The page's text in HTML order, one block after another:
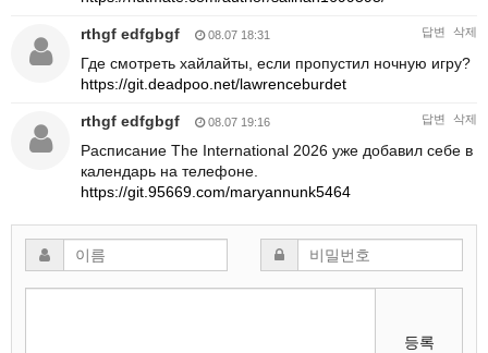
rthgf edfgbgf 08.07 18:31 답변 삭제
Где смотреть хайлайты, если пропустил ночную игру?
https://git.deadpoo.net/lawrenceburdet
rthgf edfgbgf 08.07 19:16 답변 삭제
Расписание The International 2026 уже добавил себе в
календарь на телефоне.
https://git.95669.com/maryannunk5464
등록